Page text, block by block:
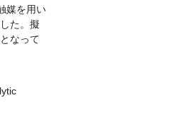
媒を用い
た。擬
なって